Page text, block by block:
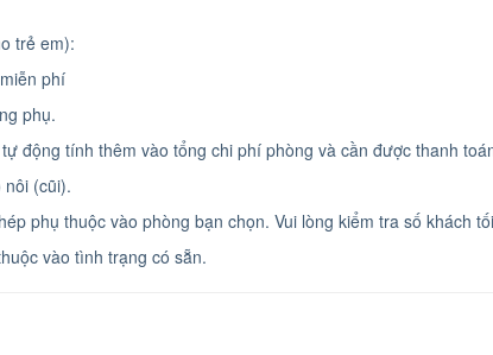
trẻ em):
phí
phụ.
động tính thêm vào tổng chi phí phòng và cần được thanh
nôi (cũi).
phụ thuộc vào phòng bạn chọn. Vui lòng kiểm tra số khách
vào tình trạng có sẵn.